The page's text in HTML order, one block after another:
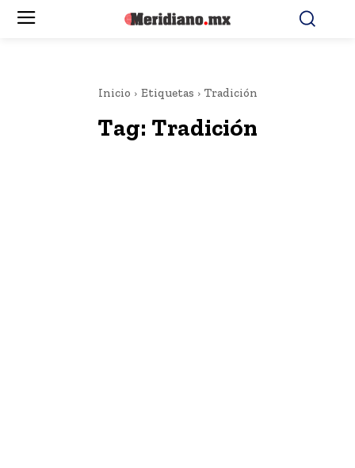
Inicio Etiquetas Tradición
Tag: Tradición